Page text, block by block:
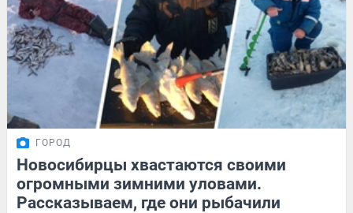
ГОРОД
Новосибирцы хвастаются своими
огромными зимними уловами.
Рассказываем, где они рыбачили